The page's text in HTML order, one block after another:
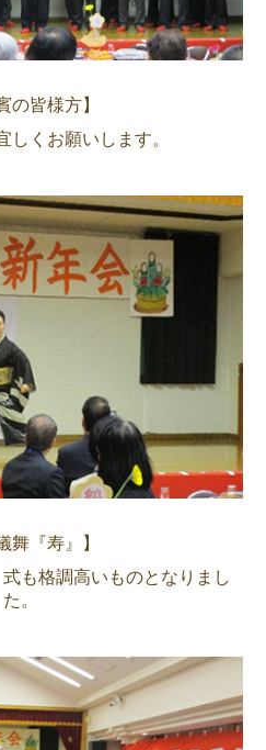
の皆様方】
しくお願いします。
舞 『寿』】
も格調高いものとなりまし
た。